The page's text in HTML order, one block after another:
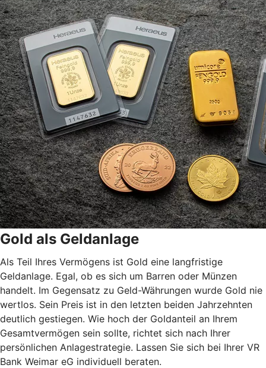
Gold als Geldanlage
Als Teil Ihres Vermögens ist Gold eine langfristige
Geldanlage. Egal, ob es sich um Barren oder Münzen
handelt. Im Gegensatz zu Geld-Währungen wurde Gold nie
wertlos. Sein Preis ist in den letzten beiden Jahrzehnten
deutlich gestiegen. Wie hoch der Goldanteil an Ihrem
Gesamtvermögen sein sollte, richtet sich nach Ihrer
persönlichen Anlagestrategie. Lassen Sie sich bei Ihrer VR
Bank Weimar eG individuell beraten.